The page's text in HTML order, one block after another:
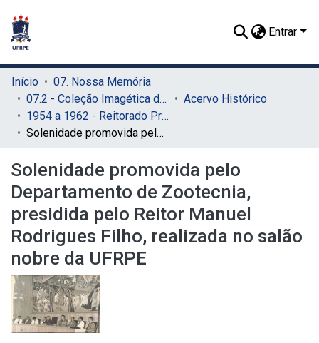
Entrar
Início
07. Nossa Memória
07.2 - Coleção Imagética do SIB
Acervo Histórico
1954 a 1962 - Reitorado Prof. Manuel Rodrigues Filho
Solenidade promovida pelo Departamento de Zootecnia, presidida pelo Reitor Manuel Rodrigues Filho, realizada no salão nobre da UFRPE
Solenidade promovida pelo
Departamento de Zootecnia,
presidida pelo Reitor Manuel
Rodrigues Filho, realizada no salão
nobre da UFRPE